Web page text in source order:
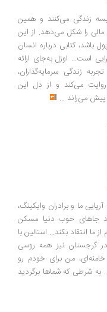
می‌کنند و همین
شکل می‌دهد. از این
کتابی درباره انسان
اوزل به‌جای ارائه
سرمایه‌گذاران،
می‌کند و از دل این
...
و برادران وایکینگ،
خوب دنیا مسکن
بکند... استالین با
نیز همه روسی
من برای خودم رو
که شماها برگردید